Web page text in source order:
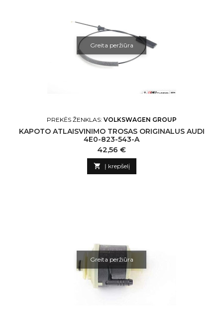
Greita peržiūra
PREKĖS ŽENKLAS: VOLKSWAGEN GROUP
KAPOTO ATLAISVINIMO TROSAS ORIGINALUS AUDI
4E0-823-543-A
Kaina
42,56 €
 Į krepšelį
Greita peržiūra